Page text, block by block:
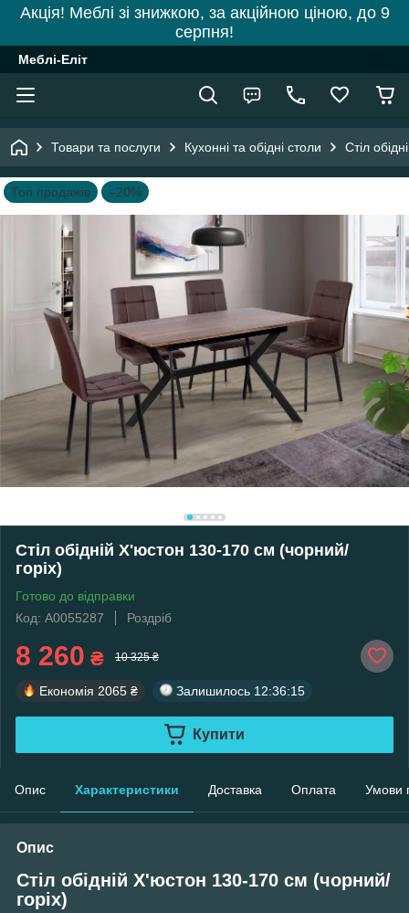
Акція! Меблі зі знижкою, за акційною ціною, до 9
серпня!
Меблі-Еліт
Товари та послуги Кухонні та обідні столи Стіл
Топ продажів –20%
Стіл обідній Х'юстон 130-170 см (чорний/
горіх)
Готово до відправки
Код: А0055287
Роздріб
8 260 ₴ 10 325 ₴
Економія 2065 ₴ Залишилось 12:36:14
Купити
Опис Характеристики Доставка Оплата Умови
Опис
Стіл обідній Х'юстон 130-170 см (чорний/
горіх)